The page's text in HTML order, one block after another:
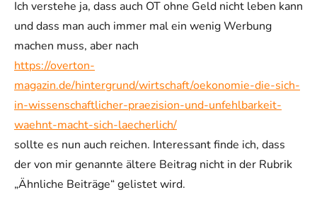
Ich verstehe ja, dass auch OT ohne Geld nicht leben kann
und dass man auch immer mal ein wenig Werbung
machen muss, aber nach
https://overton-
magazin.de/hintergrund/wirtschaft/oekonomie-die-sich-
in-wissenschaftlicher-praezision-und-unfehlbarkeit-
waehnt-macht-sich-laecherlich/
sollte es nun auch reichen. Interessant finde ich, dass
der von mir genannte ältere Beitrag nicht in der Rubrik
„Ähnliche Beiträge“ gelistet wird.